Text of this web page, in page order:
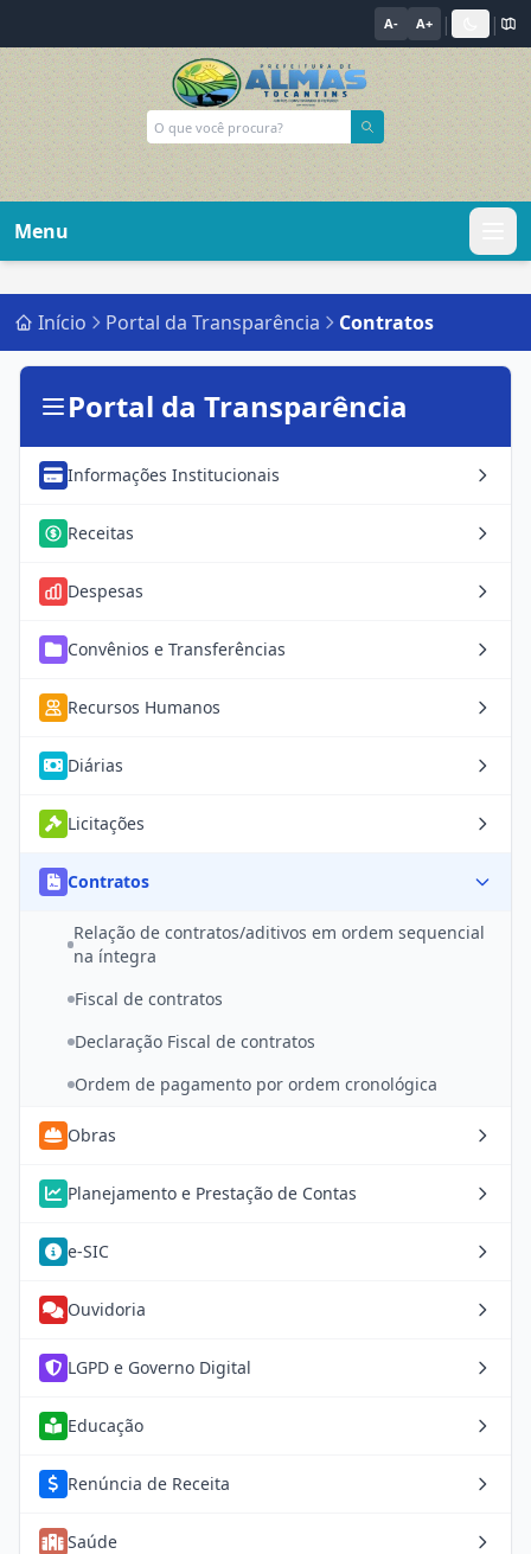
A- A+ | |
Menu
Início Portal da Transparência Contratos
Portal da Transparência
Informações Institucionais
Receitas
Despesas
Convênios e Transferências
Recursos Humanos
Diárias
Licitações
Contratos
Relação de contratos/aditivos em ordem sequencial
na íntegra
Fiscal de contratos
Declaração Fiscal de contratos
Ordem de pagamento por ordem cronológica
Obras
Planejamento e Prestação de Contas
e-SIC
Ouvidoria
LGPD e Governo Digital
Educação
Renúncia de Receita
Saúde